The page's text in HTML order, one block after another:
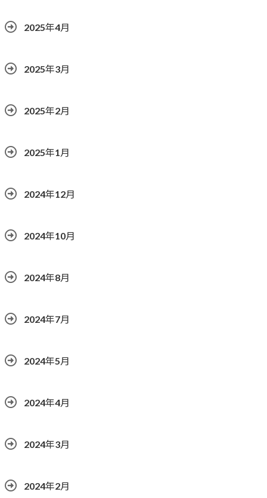
2025年4月
2025年3月
2025年2月
2025年1月
2024年12月
2024年10月
2024年8月
2024年7月
2024年5月
2024年4月
2024年3月
2024年2月